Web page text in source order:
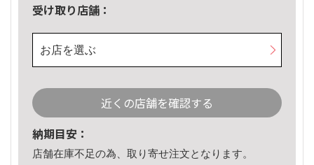
受け取り店舗：
お店を選ぶ
近くの店舗を確認する
納期目安：
店舗在庫不足の為、取り寄せ注文となります。